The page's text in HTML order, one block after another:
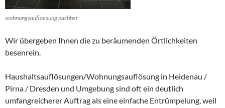
wohnungsaufloesung nachher
Wir übergeben Ihnen die zu beräumenden Örtlichkeiten
besenrein.
Haushaltsauflösungen/Wohnungsauflösung in Heidenau /
Pirna / Dresden und Umgebung sind oft ein deutlich
umfangreicherer Auftrag als eine einfache Entrümpelung, weil